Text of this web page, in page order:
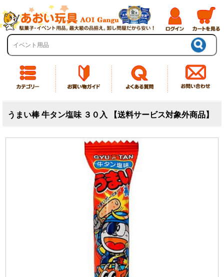
うまい棒 牛タン塩味 ３０入 【送料サービス対象外商品】